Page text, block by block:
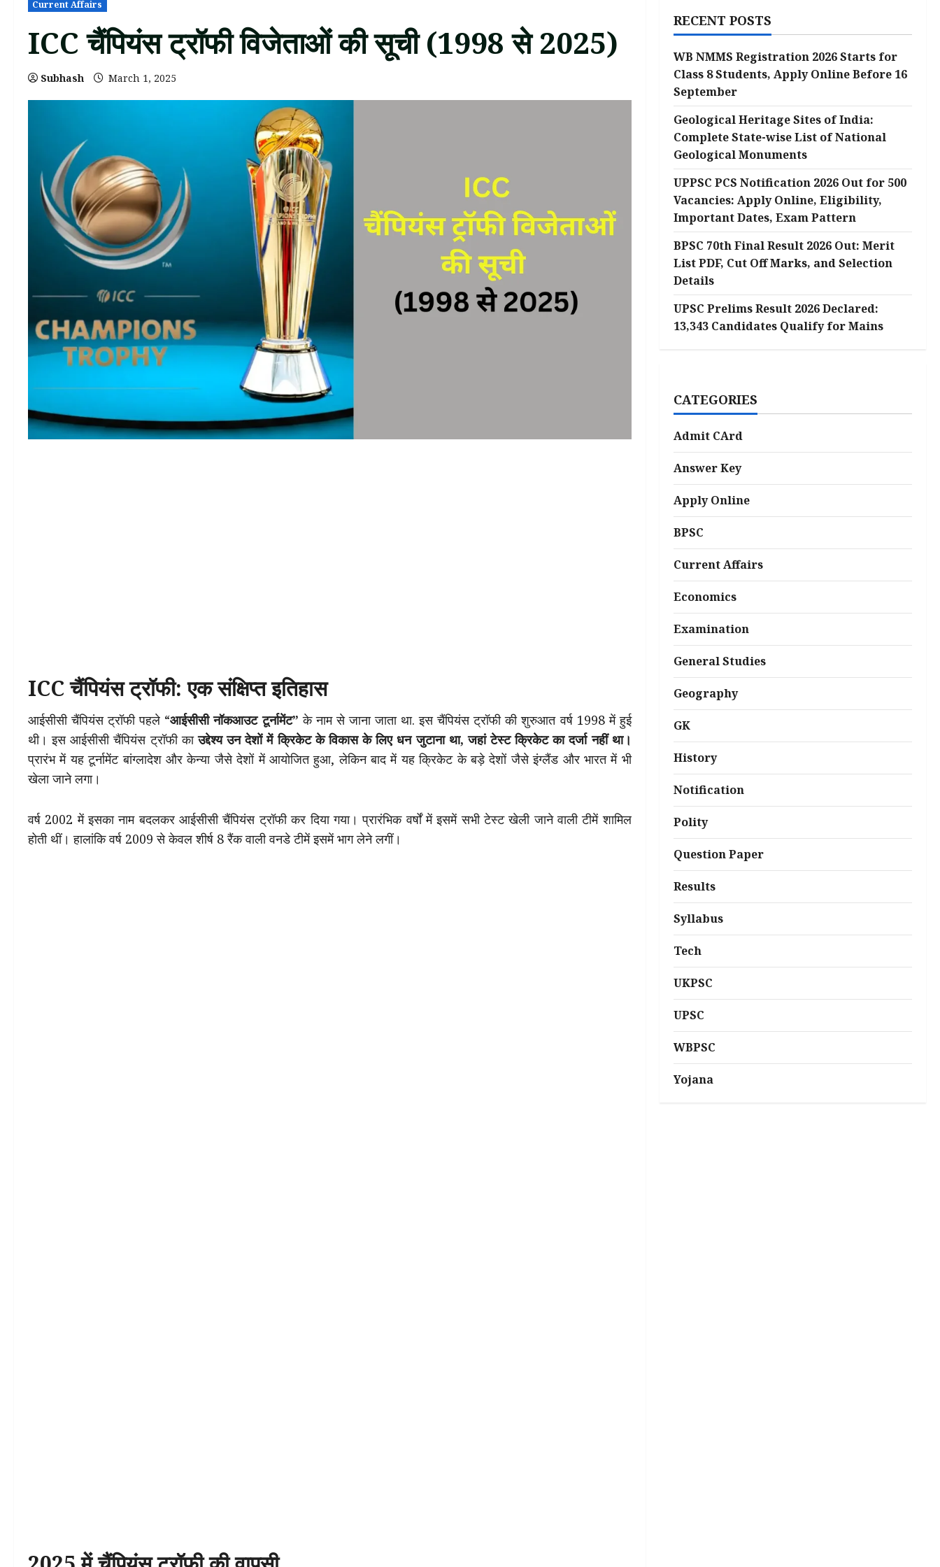
Current Affairs
ICC चैंपियंस ट्रॉफी विजेताओं की सूची (1998 से 2025)
Subhash March 1, 2025
ICC चैंपियंस ट्रॉफी: एक संक्षिप्त इतिहास
आईसीसी चैंपियंस ट्रॉफी पहले “आईसीसी नॉकआउट टूर्नामेंट” के नाम से जाना जाता था. इस चैंपियंस ट्रॉफी की शुरुआत वर्ष 1998 में हुई
थी। इस आईसीसी चैंपियंस ट्रॉफी काउद्देश्य उन देशों में क्रिकेट के विकास के लिए धन जुटाना था, जहां टेस्ट क्रिकेट का दर्जा नहीं था।
प्रारंभ में यह टूर्नामेंट बांग्लादेश और केन्या जैसे देशों में आयोजित हुआ, लेकिन बाद में यह क्रिकेट के बड़े देशों जैसे इंग्लैंड और भारत में भी
खेला जाने लगा।
वर्ष 2002 में इसका नाम बदलकर आईसीसी चैंपियंस ट्रॉफी कर दिया गया। प्रारंभिक वर्षों में इसमें सभी टेस्ट खेली जाने वाली टीमें शामिल
होती थीं। हालांकि वर्ष 2009 से केवल शीर्ष 8 रैंक वाली वनडे टीमें इसमें भाग लेने लगीं।
RECENT POSTS
WB NMMS Registration 2026 Starts for
Class 8 Students, Apply Online Before 16
September
Geological Heritage Sites of India:
Complete State-wise List of National
Geological Monuments
UPPSC PCS Notification 2026 Out for 500
Vacancies: Apply Online, Eligibility,
Important Dates, Exam Pattern
BPSC 70th Final Result 2026 Out: Merit
List PDF, Cut Off Marks, and Selection
Details
UPSC Prelims Result 2026 Declared:
13,343 Candidates Qualify for Mains
CATEGORIES
Admit CArd
Answer Key
Apply Online
BPSC
Current Affairs
Economics
Examination
General Studies
Geography
GK
History
Notification
Polity
Question Paper
Results
Syllabus
Tech
UKPSC
UPSC
WBPSC
Yojana